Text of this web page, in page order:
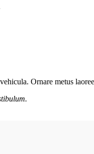
Ornare metus